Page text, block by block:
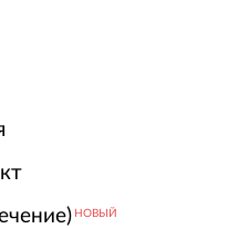
НОВЫЙ